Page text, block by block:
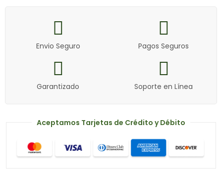
Envio Seguro Pagos Seguros
Garantizado Soporte en Línea
Aceptamos Tarjetas de Crédito y Débito